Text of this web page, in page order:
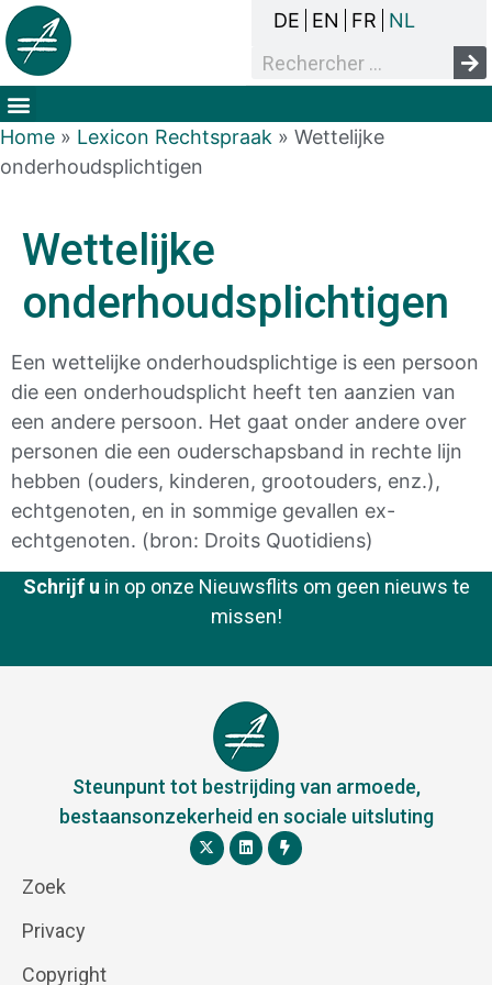
DE EN FR NL
Home » Lexicon Rechtspraak » Wettelijke
onderhoudsplichtigen
Wettelijke
onderhoudsplichtigen
Een wettelijke onderhoudsplichtige is een persoon
die een onderhoudsplicht heeft ten aanzien van
een andere persoon. Het gaat onder andere over
personen die een ouderschapsband in rechte lijn
hebben (ouders, kinderen, grootouders, enz.),
echtgenoten, en in sommige gevallen ex-
echtgenoten. (bron: Droits Quotidiens)
Schrijf u in op onze Nieuwsflits om geen nieuws te
missen!
Steunpunt tot bestrijding van armoede,
bestaansonzekerheid en sociale uitsluting
Zoek
Privacy
Copyright